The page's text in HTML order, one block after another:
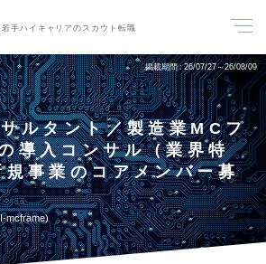
若手ハイキャリアのスカウト転職
掲載期間 26/07/27～26/08/09
ルタント／製造業MCフ
導入コンサル（業界特
事業のコアメンバー募
mcframe